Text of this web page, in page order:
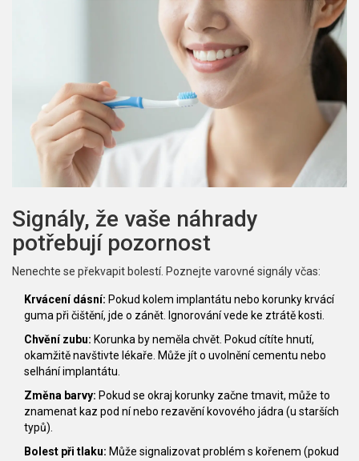
Signály, že vaše náhrady
potřebují pozornost
Nenechte se překvapit bolestí. Poznejte varovné signály včas:
Krvácení dásní: Pokud kolem implantátu nebo korunky krvácí
guma při čištění, jde o zánět. Ignorování vede ke ztrátě kosti.
Chvění zubu: Korunka by neměla chvět. Pokud cítíte hnutí,
okamžitě navštivte lékaře. Může jít o uvolnění cementu nebo
selhání implantátu.
Změna barvy: Pokud se okraj korunky začne tmavit, může to
znamenat kaz pod ní nebo rezavění kovového jádra (u starších
typů).
Bolest při tlaku: Může signalizovat problém s kořenem (pokud